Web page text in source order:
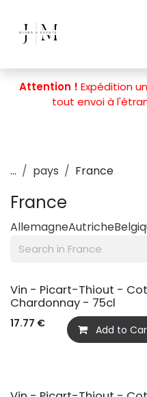
Attention ! Expédition
tout envoi à
... pays France
France
AllemagneAutriche
Vin - Picart-Thiout -
Chardonnay - 75cl
17.77 € Add to